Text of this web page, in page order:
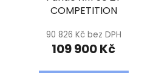
COMPETITION
90 826 Kč bez DPH
109 900 Kč